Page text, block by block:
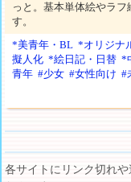
っと。基本単体絵やラフ
す。
*美青年・BL *オリジナ
擬人化 *絵日記・日替 *
青年 #少女 #女性向け #
各サイトにリンク切れ